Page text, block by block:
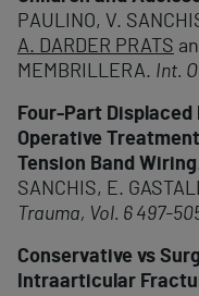
PAULINO, V.
A. DARDER PRATS
MEMBRILLERA. Int.
Four-Part
Operative
Tension Band Wiring
SANCHIS, E.
Trauma, Vol. 6 497-
Conservative vs
Intraarticular